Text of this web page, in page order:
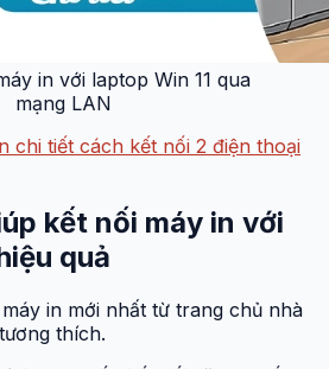
in với laptop Win 11 qua
mạng LAN
chi tiết cách kết nối 2 điện thoại
kết nối máy in với
quả
in mới nhất từ trang chủ nhà
thích.